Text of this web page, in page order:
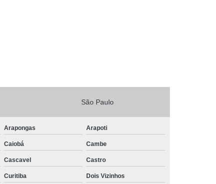
São Paulo
Arapongas Arapoti
Caiobá Cambe
Cascavel Castro
Curitiba Dois Vizinhos